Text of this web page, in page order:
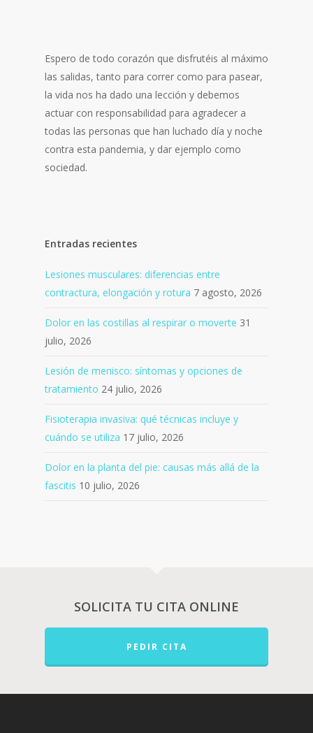
Espero de todo corazón que disfrutéis al máximo
las salidas, tanto para correr como para pasear,
la vida nos ha dado una lección y debemos
actuar con responsabilidad para agradecer a
todas las personas que han luchado día y noche
contra esta pandemia, y dar ejemplo como
sociedad.
Entradas recientes
Lesiones musculares: diferencias entre
contractura, elongación y rotura 7 agosto, 2026
Dolor en las costillas al respirar o moverte 31
julio, 2026
Lesión de menisco: síntomas y opciones de
tratamiento 24 julio, 2026
Fisioterapia invasiva: qué técnicas incluye y
cuándo se utiliza 17 julio, 2026
Dolor en la planta del pie: causas más allá de la
fascitis 10 julio, 2026
SOLICITA TU CITA ONLINE
PEDIR CITA